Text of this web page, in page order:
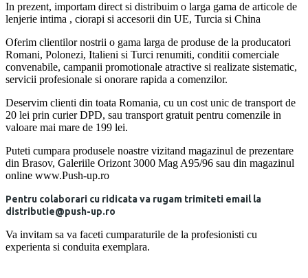
In prezent, importam direct si distribuim o larga gama de articole de
lenjerie intima , ciorapi si accesorii din UE, Turcia si China
Oferim clientilor nostrii o gama larga de produse de la producatori
Romani, Polonezi, Italieni si Turci renumiti, conditii comerciale
convenabile, campanii promotionale atractive si realizate sistematic,
servicii profesionale si onorare rapida a comenzilor.
Deservim clienti din toata Romania, cu un cost unic de transport de
20 lei prin curier DPD, sau transport gratuit pentru comenzile in
valoare mai mare de 199 lei.
Puteti cumpara produsele noastre vizitand magazinul de prezentare
din Brasov, Galeriile Orizont 3000 Mag A95/96 sau din magazinul
online www.Push-up.ro
Pentru colaborari cu ridicata va rugam trimiteti email la
distributie@push-up.ro
Va invitam sa va faceti cumparaturile de la profesionisti cu
experienta si conduita exemplara.